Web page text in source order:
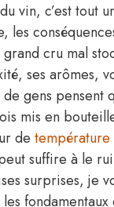
du vin, c’est tout
les
grand cru mal
ses arômes,
gens pensent
mis en
de température
suffire à le
surprises, je
fondamentaux